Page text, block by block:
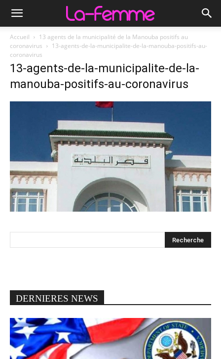
Accueil
13 agents de la municipalité de la Manouba positifs au
coronavirus
13-agents-de-la-municipalite-de-la-manouba-positifs-au-
coronavirus
13-agents-de-la-municipalite-de-la-
manouba-positifs-au-coronavirus
DERNIERES NEWS